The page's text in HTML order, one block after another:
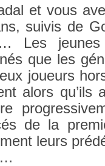
et vous
suivis de
Les
que les
joueurs
alors qu’ils
de la
leurs